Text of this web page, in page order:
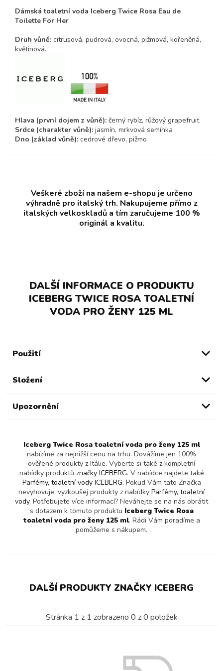
Dámská toaletní voda Iceberg Twice Rosa Eau de
Toilette For Her
Druh vůně: citrusová, pudrová, ovocná, pižmová, kořeněná,
květinová.
Hlava (první dojem z vůně): černý rybíz, růžový grapefruit
Srdce (charakter vůně): jasmín, mrkvová semínka
Dno (základ vůně): cedrové dřevo, pižmo
Veškeré zboží na našem e-shopu je určeno
výhradně pro italský trh. Nakupujeme přímo z
italských velkoskladů a tím zaručujeme 100 %
originál a kvalitu.
DALŠÍ INFORMACE O PRODUKTU
ICEBERG TWICE ROSA TOALETNÍ
VODA PRO ŽENY 125 ML
Použití
Složení
Upozornění
Iceberg Twice Rosa toaletní voda pro ženy 125 ml
nabízíme za nejnižší cenu na trhu. Dovážíme jen 100%
ověřené produkty z Itálie. Vyberte si také z kompletní
nabídky produktů značky ICEBERG. V nabídce najdete také
Parfémy, toaletní vody ICEBERG. Pokud Vám tato Značka
nevyhovuje, vyzkoušej produkty z nabídky Parfémy, toaletní
vody. Potřebujete více informací? Neváhejte se na nás obrátit
s dotazem k tomuto produktu Iceberg Twice Rosa
toaletní voda pro ženy 125 ml. Rádi Vám poradíme a
pomůžeme s nákupem.
DALŠÍ PRODUKTY ZNAČKY ICEBERG
Stránka 1 z 1 zobrazeno 0 z0 položek